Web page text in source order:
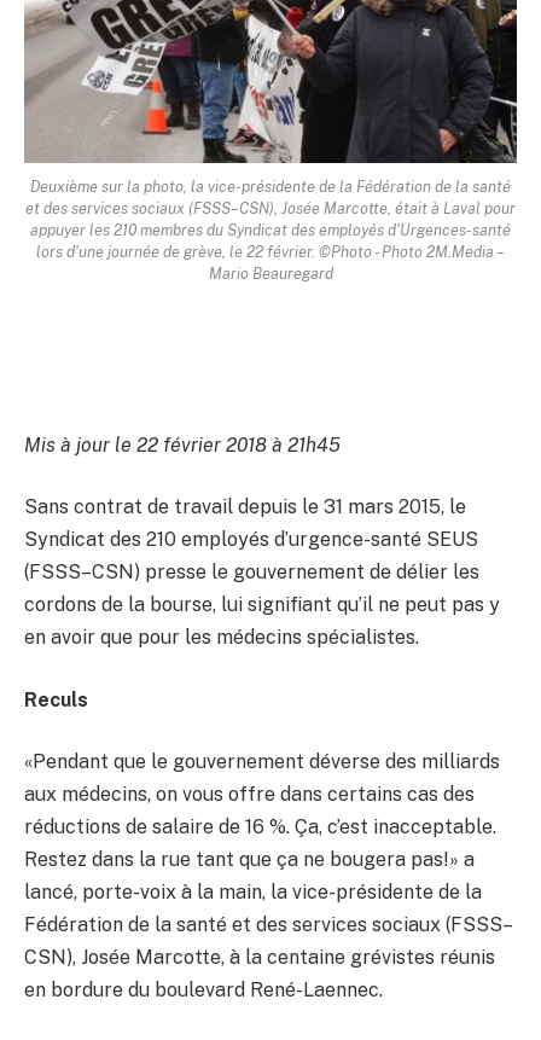
Deuxième sur la photo, la vice-présidente de la Fédération de la santé
et des services sociaux (FSSS–CSN), Josée Marcotte, était à Laval pour
appuyer les 210 membres du Syndicat des employés d'Urgences-santé
lors d'une journée de grève, le 22 février. ©Photo - Photo 2M.Media –
Mario Beauregard
Mis à jour le 22 février 2018 à 21h45
Sans contrat de travail depuis le 31 mars 2015, le
Syndicat des 210 employés d’urgence-santé SEUS
(FSSS–CSN) presse le gouvernement de délier les
cordons de la bourse, lui signifiant qu’il ne peut pas y
en avoir que pour les médecins spécialistes.
Reculs
«Pendant que le gouvernement déverse des milliards
aux médecins, on vous offre dans certains cas des
réductions de salaire de 16 %. Ça, c’est inacceptable.
Restez dans la rue tant que ça ne bougera pas!» a
lancé, porte-voix à la main, la vice-présidente de la
Fédération de la santé et des services sociaux (FSSS–
CSN), Josée Marcotte, à la centaine grévistes réunis
en bordure du boulevard René-Laennec.